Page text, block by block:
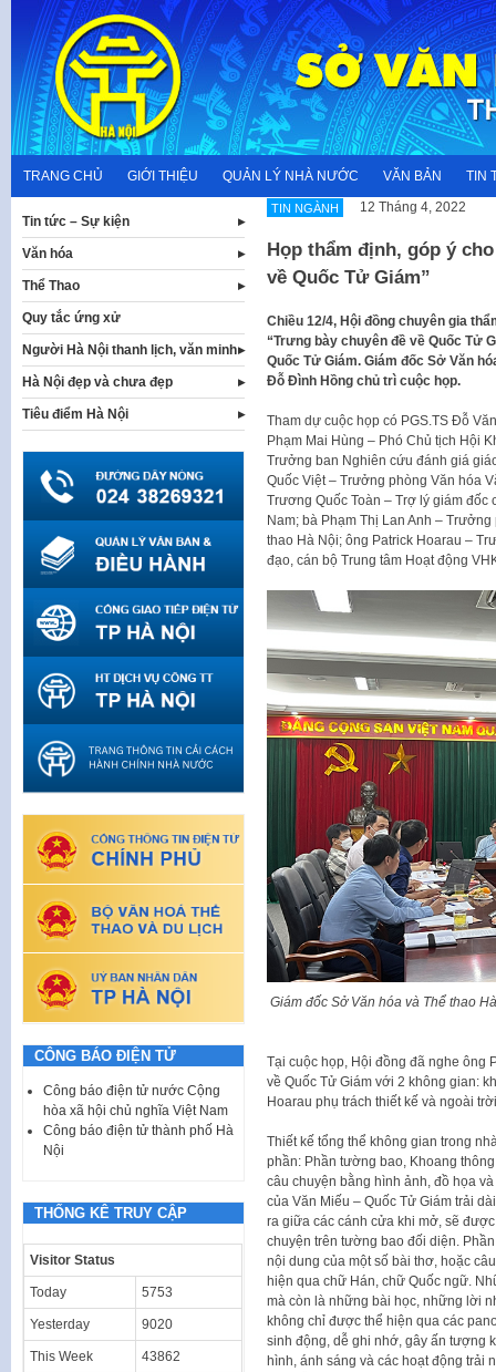
content
TRANG CHỦ GIỚI THIỆU QUẢN LÝ NHÀ NƯỚC VĂN BẢN TIN
TIN NGÀNH 12 Tháng 4, 2022
Họp thẩm định, góp ý
về Quốc Tử Giám”
Chiều 12/4, Hội đồng chuyên gia
“Trưng bày chuyên đề về Quốc Tử
Quốc Tử Giám. Giám đốc Sở Văn
Đỗ Đình Hồng chủ trì cuộc họp.
Tham dự cuộc họp có PGS.TS Đỗ
Phạm Mai Hùng – Phó Chủ tịch Hội
Trưởng ban Nghiên cứu đánh giá
Quốc Việt – Trưởng phòng Văn hóa
Trương Quốc Toàn – Trợ lý giám đốc
Nam; bà Phạm Thị Lan Anh –
thao Hà Nội; ông Patrick Hoarau –
đạo, cán bộ Trung tâm Hoạt động
Giám đốc Sở Văn hóa và Thể thao
Tại cuộc họp, Hội đồng đã nghe ông
về Quốc Tử Giám với 2 không gian:
Hoarau phụ trách thiết kế và ngoài
Thiết kế tổng thể không gian trong
phần: Phần tường bao, Khoang
câu chuyện bằng hình ảnh, đồ họa
của Văn Miếu – Quốc Tử Giám trải
ra giữa các cánh cửa khi mở, sẽ
chuyện trên tường bao đối diện.
nội dung của một số bài thơ, hoặc
hiện qua chữ Hán, chữ Quốc ngữ.
mà còn là những bài học, những lời
không chỉ được thể hiện qua các
sinh động, dễ ghi nhớ, gây ấn tượng
hình, ánh sáng và các hoạt động trải
Tin tức – Sự kiện
Văn hóa
Thể Thao
Quy tắc ứng xử
Người Hà Nội thanh lịch, văn minh
Hà Nội đẹp và chưa đẹp
Tiêu điểm Hà Nội
CÔNG BÁO ĐIỆN TỬ
Công báo điện tử nước Cộng
hòa xã hội chủ nghĩa Việt Nam
Công báo điện tử thành phố Hà
Nội
THỐNG KÊ TRUY CẬP
Visitor Status
Today 5753
Yesterday 9020
This Week 43862